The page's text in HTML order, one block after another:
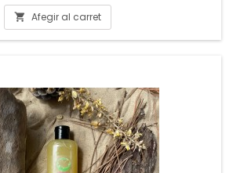
 Afegir al carret